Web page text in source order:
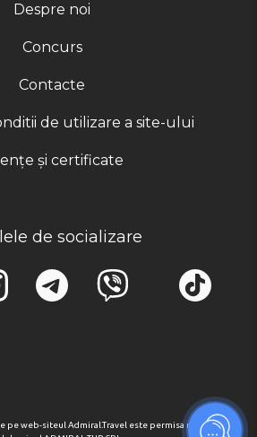
Despre noi
Concurs
Contacte
de utilizare a site-ului
și certificate
de socializare
pe web-siteul Admiral.Travel este permisa numai cu